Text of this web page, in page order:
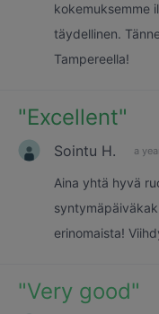
kokemuksemme
täydellinen.
Tampereella!
"Excellent"
Sointu H. a
Aina yhtä hyvä
erinomaista!
"Very good"